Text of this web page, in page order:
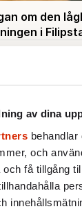
av dina
behandlar
och
få tillgång
om den
i
Wold
Ja, AC är ett
både tsaren
Inte nu igen,